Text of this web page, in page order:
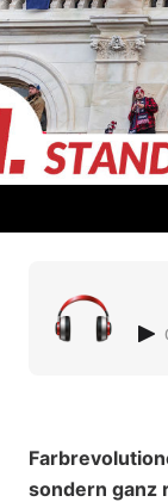
sondern ganz